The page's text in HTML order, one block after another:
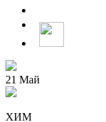
21 Май
ХИМ